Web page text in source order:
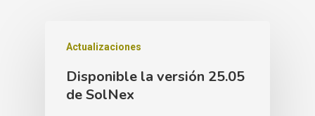
Actualizaciones
Disponible la versión 25.05
de SolNex